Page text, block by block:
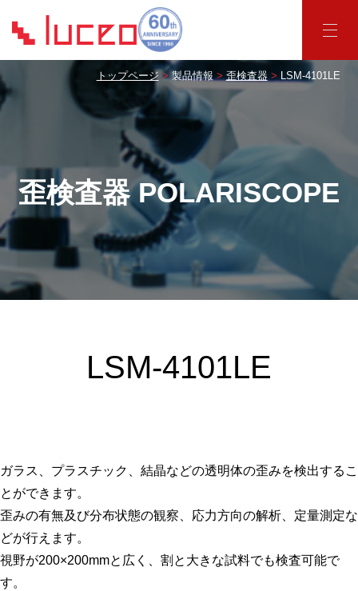
トップページ 製品情報 歪検査器 LSM-4101LE
歪検査器 POLARISCOPE
LSM-4101LE
ガラス、プラスチック、結晶などの透明体の歪みを検出するこ
とができます。
歪みの有無及び分布状態の観察、応力方向の解析、定量測定な
どが行えます。
視野が200×200mmと広く、割と大きな試料でも検査可能で
す。